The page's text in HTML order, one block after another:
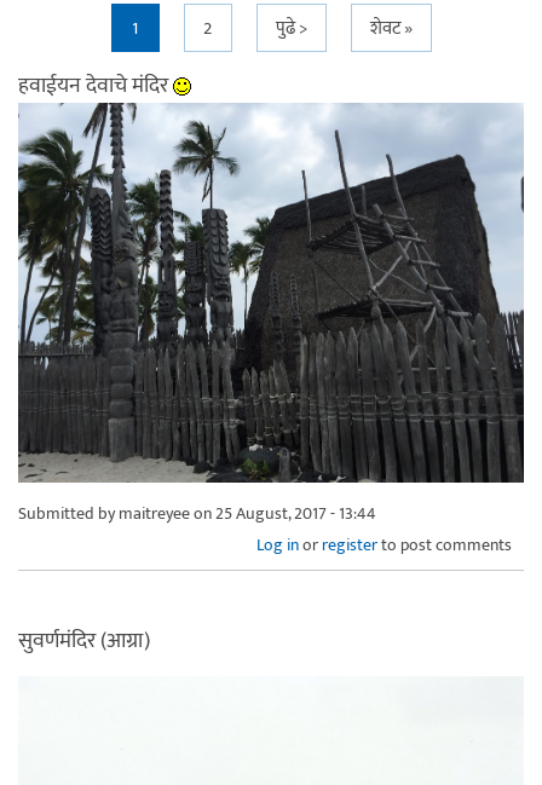
1 2 पुढे > शेवट »
हवाईयन देवाचे मंदिर
Submitted bymaitreyeeon 25 August, 2017 - 13:44
Log inorregisterto post comments
सुवर्णमंदिर (आग्रा)